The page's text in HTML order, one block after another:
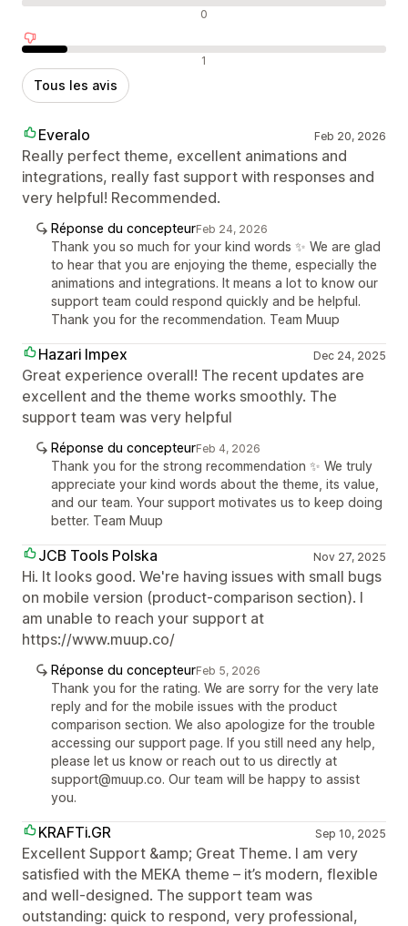
Avis neutres 0
Avis négatifs 1
Tous les avis
Everalo Feb 20, 2026
Really perfect theme, excellent animations and
integrations, really fast support with responses and
very helpful! Recommended.
Réponse du concepteurFeb 24, 2026
Thank you so much for your kind words ✨ We are glad
to hear that you are enjoying the theme, especially the
animations and integrations. It means a lot to know our
support team could respond quickly and be helpful.
Thank you for the recommendation. Team Muup
Hazari Impex Dec 24, 2025
Great experience overall! The recent updates are
excellent and the theme works smoothly. The
support team was very helpful
Réponse du concepteurFeb 4, 2026
Thank you for the strong recommendation ✨ We truly
appreciate your kind words about the theme, its value,
and our team. Your support motivates us to keep doing
better. Team Muup
JCB Tools Polska Nov 27, 2025
Hi. It looks good. We're having issues with small bugs
on mobile version (product-comparison section). I
am unable to reach your support at
https://www.muup.co/
Réponse du concepteurFeb 5, 2026
Thank you for the rating. We are sorry for the very late
reply and for the mobile issues with the product
comparison section. We also apologize for the trouble
accessing our support page. If you still need any help,
please let us know or reach out to us directly at
support@muup.co. Our team will be happy to assist
you.
KRAFTi.GR Sep 10, 2025
Excellent Support &amp; Great Theme. I am very
satisfied with the MEKA theme – it’s modern, flexible
and well-designed. The support team was
outstanding: quick to respond, very professional,